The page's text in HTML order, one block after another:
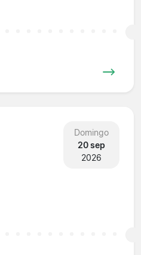
Domingo
20 sep
2026